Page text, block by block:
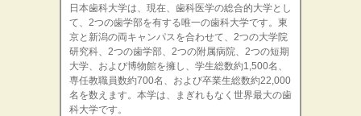
日本歯科大学は、現在、歯科医学の総合的大学とし
て、2つの歯学部を有する唯一の歯科大学です。東
京と新潟の両キャンパスを合わせて、2つの大学院
研究科、2つの歯学部、2つの附属病院、2つの短期
大学、および博物館を擁し、学生総数約1,500名、
専任教職員数約700名、および卒業生総数約22,000
名を数えます。本学は、まぎれもなく世界最大の歯
科大学です。